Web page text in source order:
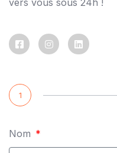
vers vous sous 24h !
1
Nom